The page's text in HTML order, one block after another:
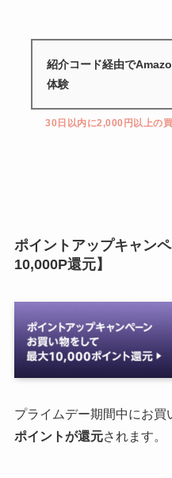
紹介コード経由で
体験
30日以内に2,000円以上の
ポイントアップキャン
10,000P還元】
プライムデー期間中にお買
ポイントが還元されます。